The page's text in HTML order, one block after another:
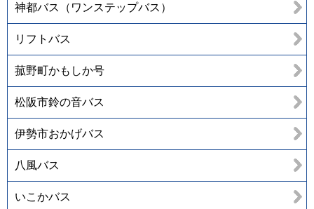
神都バス（ワンステップバス）
リフトバス
菰野町かもしか号
松阪市鈴の音バス
伊勢市おかげバス
八風バス
いこかバス